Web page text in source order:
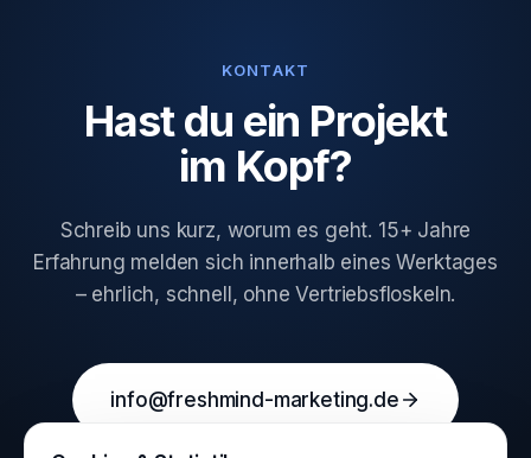
KONTAKT
Hast du ein Projekt
im Kopf?
Schreib uns kurz, worum es geht. 15+ Jahre
Erfahrung melden sich innerhalb eines Werktages
– ehrlich, schnell, ohne Vertriebsfloskeln.
info@freshmind-marketing.de